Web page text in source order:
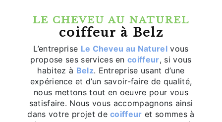
LE CHEVEU AU NATUREL
coiffeur à Belz
L’entreprise Le Cheveu au Naturelvous
propose ses services encoiffeur, si vous
habitez à Belz. Entreprise usant d’une
expérience et d’un savoir-faire de qualité,
nous mettons tout en oeuvre pour vous
satisfaire. Nous vous accompagnons ainsi
dans votre projet decoiffeur et sommes à